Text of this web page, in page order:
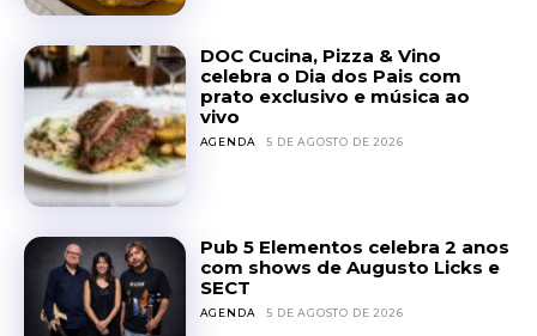
DOC Cucina, Pizza & Vino
celebra o Dia dos Pais com
prato exclusivo e música ao
vivo
AGENDA 5 DE AGOSTO DE 2026
Pub 5 Elementos celebra 2 anos
com shows de Augusto Licks e
SECT
AGENDA 5 DE AGOSTO DE 2026